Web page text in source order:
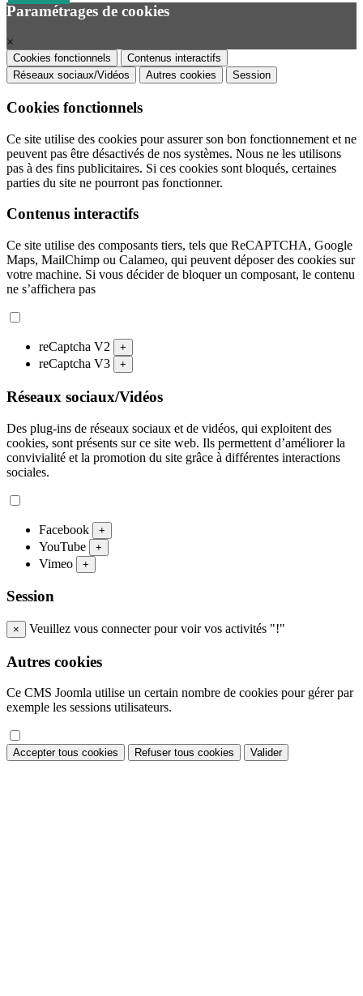
Paramétrages de cookies
×
Cookies fonctionnels
Contenus interactifs
Réseaux sociaux/Vidéos
Autres cookies Session
Cookies fonctionnels
Ce site utilise des cookies pour assurer son bon fonctionnement et ne
peuvent pas être désactivés de nos systèmes. Nous ne les utilisons
pas à des fins publicitaires. Si ces cookies sont bloqués, certaines
parties du site ne pourront pas fonctionner.
Contenus interactifs
Ce site utilise des composants tiers, tels que ReCAPTCHA, Google
Maps, MailChimp ou Calameo, qui peuvent déposer des cookies sur
votre machine. Si vous décider de bloquer un composant, le contenu
ne s’affichera pas
reCaptcha V2 +
reCaptcha V3 +
Réseaux sociaux/Vidéos
Des plug-ins de réseaux sociaux et de vidéos, qui exploitent des
cookies, sont présents sur ce site web. Ils permettent d’améliorer la
convivialité et la promotion du site grâce à différentes interactions
sociales.
Facebook +
YouTube +
Vimeo +
Session
× Veuillez vous connecter pour voir vos activités "!"
Autres cookies
Ce CMS Joomla utilise un certain nombre de cookies pour gérer par
exemple les sessions utilisateurs.
Accepter tous cookies Refuser tous cookies Valider